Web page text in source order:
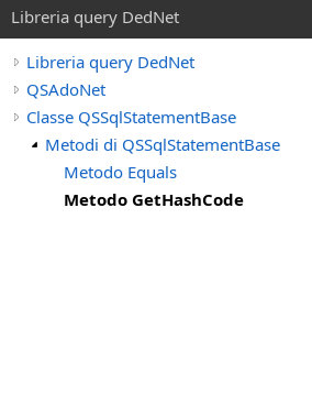
Libreria query DedNet
Libreria query DedNet
QSAdoNet
Classe QSSqlStatementBase
Metodi di QSSqlStatementBase
Metodo Equals
Metodo GetHashCode